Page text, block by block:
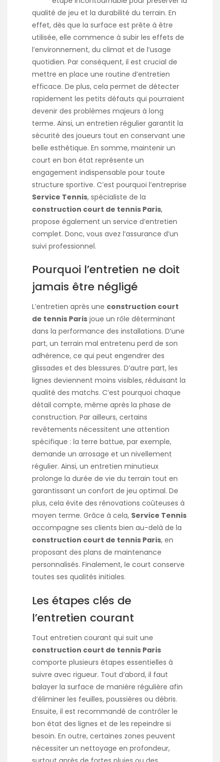
qualité de jeu et la durabilité du terrain. En
effet, dès que la surface est prête à être
utilisée, elle commence à subir les effets de
l’environnement, du climat et de l’usage
quotidien. Par conséquent, il est crucial de
mettre en place une routine d’entretien
efficace. De plus, cela permet de détecter
rapidement les petits défauts qui pourraient
devenir des problèmes majeurs à long
terme. Ainsi, un entretien régulier garantit la
sécurité des joueurs tout en conservant une
belle esthétique. En somme, maintenir un
court en bon état représente un
engagement indispensable pour toute
structure sportive. C’est pourquoi l’entreprise
Service Tennis, spécialiste de la
construction court de tennis Paris,
propose également un service d’entretien
complet. Donc, vous avez l’assurance d’un
suivi professionnel.
Pourquoi l’entretien ne doit
jamais être négligé
L’entretien après une construction court
de tennis Paris joue un rôle déterminant
dans la performance des installations. D’une
part, un terrain mal entretenu perd de son
adhérence, ce qui peut engendrer des
glissades et des blessures. D’autre part, les
lignes deviennent moins visibles, réduisant la
qualité des matchs. C’est pourquoi chaque
détail compte, même après la phase de
construction. Par ailleurs, certains
revêtements nécessitent une attention
spécifique : la terre battue, par exemple,
demande un arrosage et un nivellement
régulier. Ainsi, un entretien minutieux
prolonge la durée de vie du terrain tout en
garantissant un confort de jeu optimal. De
plus, cela évite des rénovations coûteuses à
moyen terme. Grâce à cela, Service Tennis
accompagne ses clients bien au-delà de la
construction court de tennis Paris, en
proposant des plans de maintenance
personnalisés. Finalement, le court conserve
toutes ses qualités initiales.
Les étapes clés de
l’entretien courant
Tout entretien courant qui suit une
construction court de tennis Paris
comporte plusieurs étapes essentielles à
suivre avec rigueur. Tout d’abord, il faut
balayer la surface de manière régulière afin
d’éliminer les feuilles, poussières ou débris.
Ensuite, il est recommandé de contrôler le
bon état des lignes et de les repeindre si
besoin. En outre, certaines zones peuvent
nécessiter un nettoyage en profondeur,